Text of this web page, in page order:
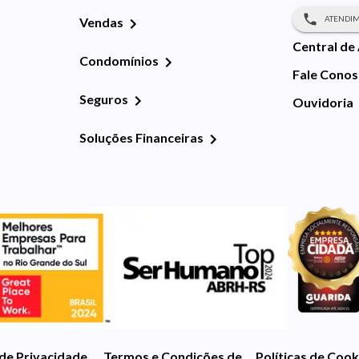
Vendas
Condomínios
Seguros
Soluções Financeiras
Central de
Fale
Ouvidoria
Privacidade Termos e Condições de UsoPolíticas de